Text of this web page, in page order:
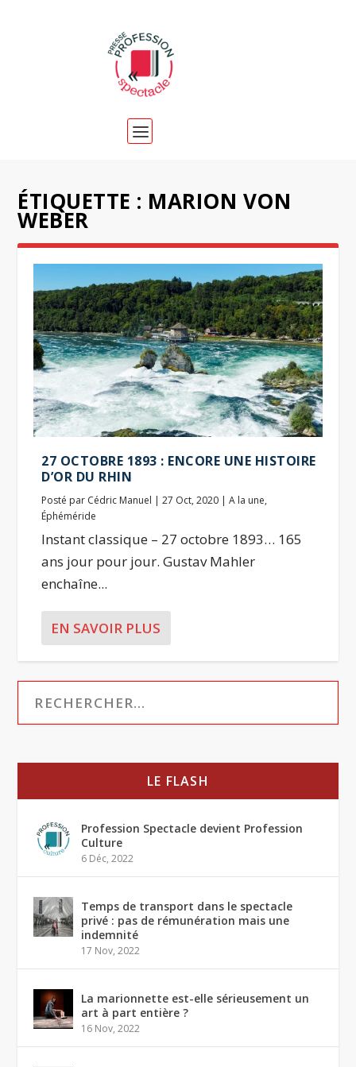
ÉTIQUETTE : MARION VON
WEBER
27 OCTOBRE 1893 : ENCORE UNE HISTOIRE
D’OR DU RHIN
Posté par Cédric Manuel |27 Oct, 2020 |A la une,
Éphéméride
Instant classique – 27 octobre 1893… 165
ans jour pour jour. Gustav Mahler
enchaîne...
EN SAVOIR PLUS
LE FLASH
Profession Spectacle devient Profession
Culture
6 Déc, 2022
Temps de transport dans le spectacle
privé : pas de rémunération mais une
indemnité
17 Nov, 2022
La marionnette est-elle sérieusement un
art à part entière ?
16 Nov, 2022